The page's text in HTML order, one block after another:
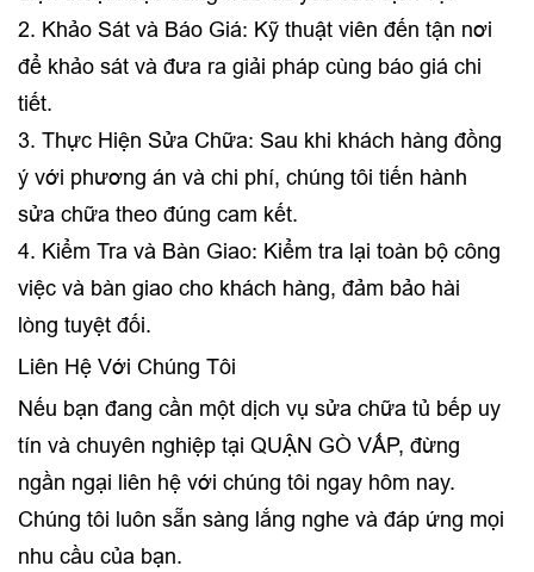
2. Khảo Sát và Báo Giá: Kỹ thuật viên đến tận nơi
để khảo sát và đưa ra giải pháp cùng báo giá chi
tiết.
3. Thực Hiện Sửa Chữa: Sau khi khách hàng đồng
ý với phương án và chi phí, chúng tôi tiến hành
sửa chữa theo đúng cam kết.
4. Kiểm Tra và Bàn Giao: Kiểm tra lại toàn bộ công
việc và bàn giao cho khách hàng, đảm bảo hài
lòng tuyệt đối.
Liên Hệ Với Chúng Tôi
Nếu bạn đang cần một dịch vụ sửa chữa tủ bếp uy
tín và chuyên nghiệp tại QUẬN GÒ VẤP, đừng
ngần ngại liên hệ với chúng tôi ngay hôm nay.
Chúng tôi luôn sẵn sàng lắng nghe và đáp ứng mọi
nhu cầu của bạn.